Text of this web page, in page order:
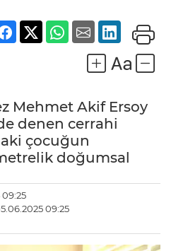
Mehmet Akif Ersoy
denen cerrahi
çocuğun
doğumsal
09:25